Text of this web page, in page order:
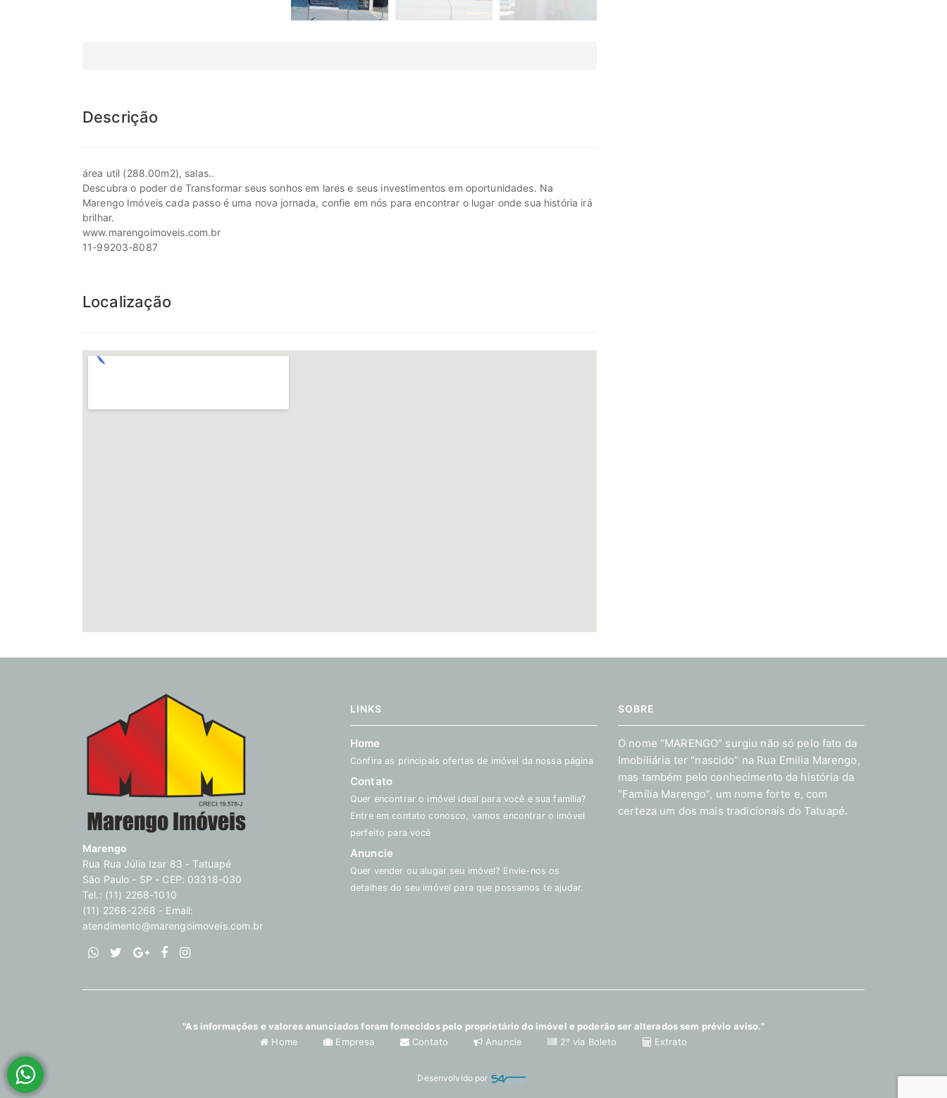
Descrição
área util (288.00m2), salas..
Descubra o poder de Transformar seus sonhos em lares e seus investimentos em oportunidades. Na
Marengo Imóveis cada passo é uma nova jornada, confie em nós para encontrar o lugar onde sua história irá
brilhar.
www.marengoimoveis.com.br
11-99203-8087
Localização
Marengo
Rua Rua Júlia Izar 83 - Tatuapé
São Paulo - SP - CEP: 03318-030
Tel.: (11) 2268-1010
(11) 2268-2268 - Email:
atendimento@marengoimoveis.com.br
LINKS
Home
Confira as principais ofertas de imóvel da nossa página
Contato
Quer encontrar o imóvel ideal para você e sua família?
Entre em contato conosco, vamos encontrar o imóvel
perfeito para você
Anuncie
Quer vender ou alugar seu imóvel? Envie-nos os
detalhes do seu imóvel para que possamos te ajudar.
SOBRE
O nome “MARENGO” surgiu não só pelo fato da
Imobiliária ter “nascido” na Rua Emilia Marengo,
mas também pelo conhecimento da história da
“Família Marengo”, um nome forte e, com
certeza um dos mais tradicionais do Tatuapé.
"As informações e valores anunciados foram fornecidos pelo proprietário do imóvel e poderão ser alterados sem prévio aviso."
Home
Empresa Contato Anuncie 2º via Boleto Extrato
Desenvolvido por